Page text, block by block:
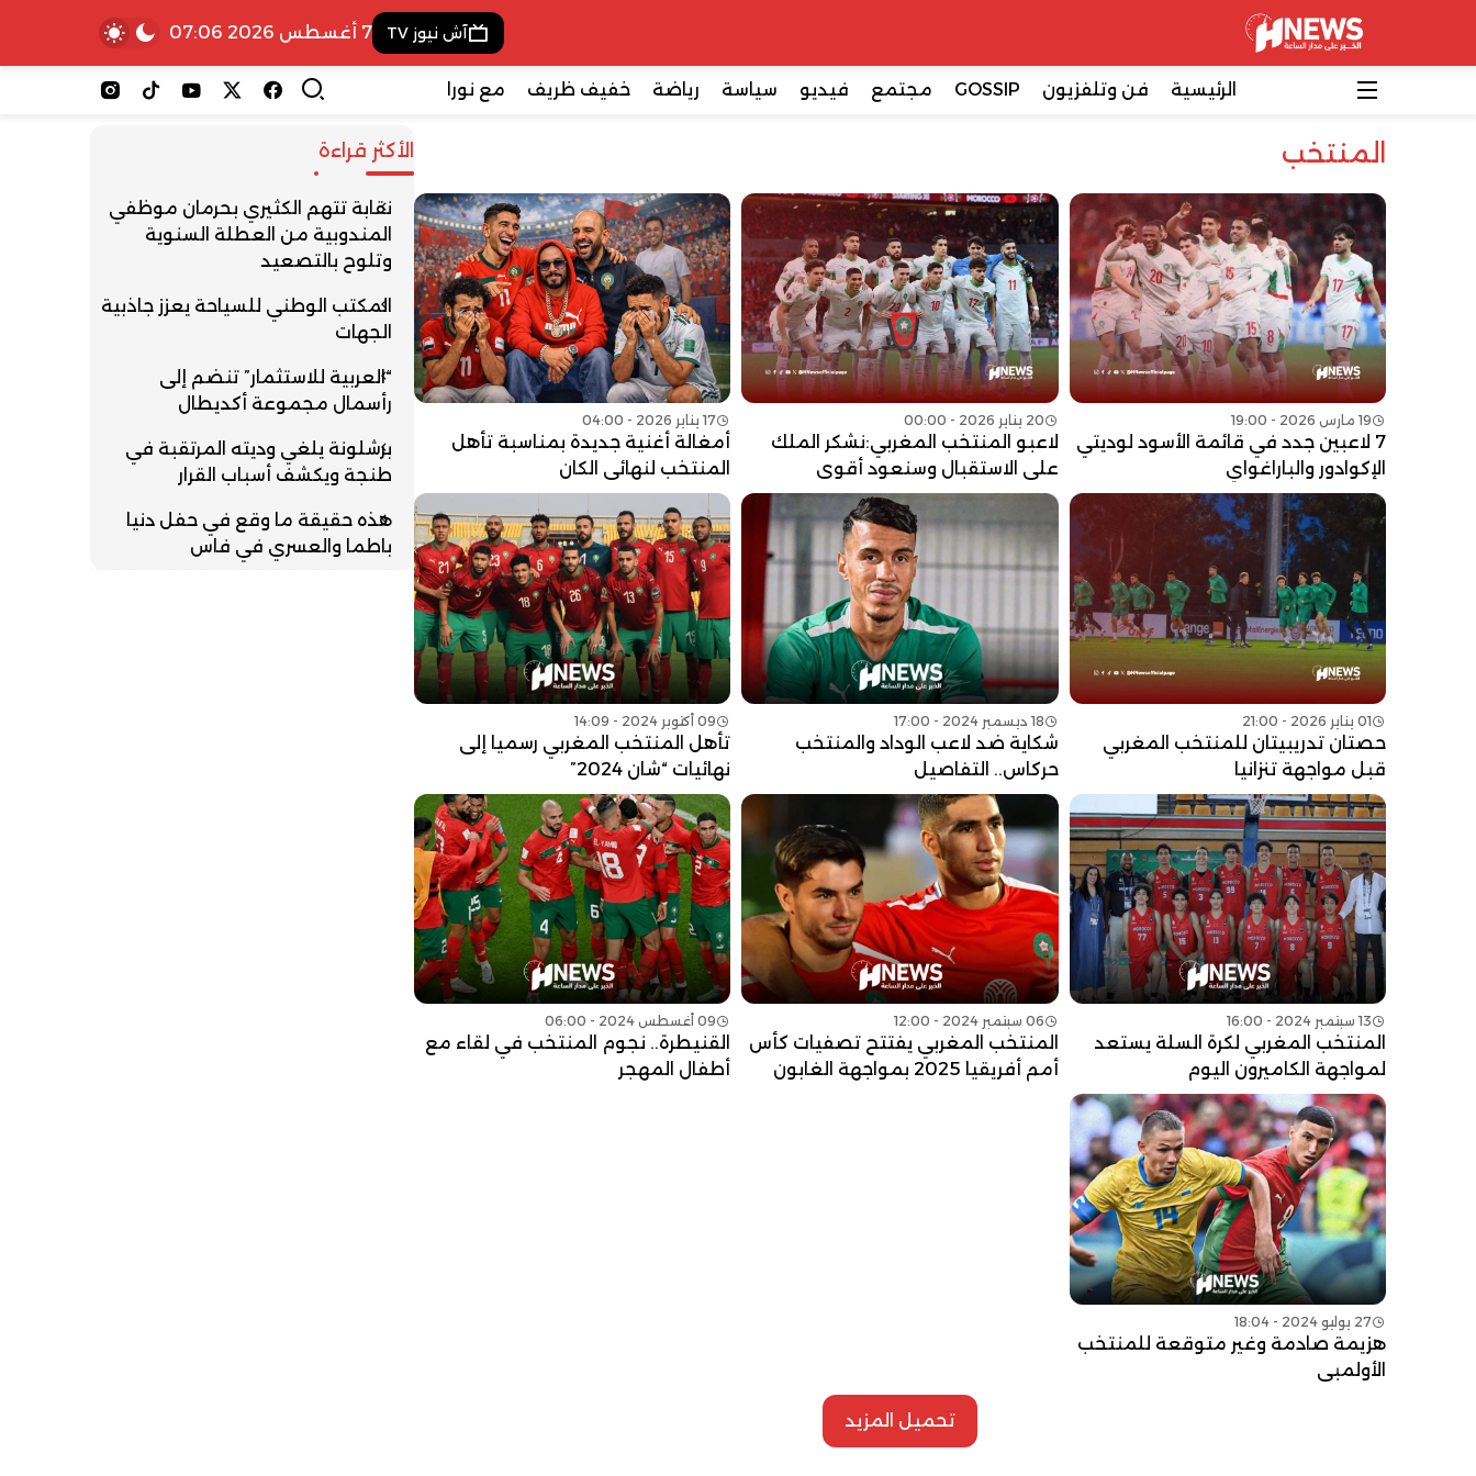
آش نيوز TV 7 أغسطس 2026 07:06
الرئيسية فن وتلفزيون GOSSIP مجتمع فيديو سياسة رياضة خفيف ظريف مع نورا
المنتخب
19 مارس 2026 - 19:00
7 لاعبين جدد في قائمة الأسود لوديتي
الإكوادور والباراغواي
20 يناير 2026 - 00:00
لاعبو المنتخب المغربي:نشكر الملك
على الاستقبال وسنعود أقوى
17 يناير 2026 - 04:00
أمغالة أغنية جديدة بمناسبة تأهل
المنتخب لنهائي الكان
01 يناير 2026 - 21:00
حصتان تدريبيتان للمنتخب المغربي
قبل مواجهة تنزانيا
18 ديسمبر 2024 - 17:00
شكاية ضد لاعب الوداد والمنتخب
حركاس.. التفاصيل
09 أكتوبر 2024 - 14:09
تأهل المنتخب المغربي رسميا إلى
نهائيات “شان 2024”
13 سبتمبر 2024 - 16:00
المنتخب المغربي لكرة السلة يستعد
لمواجهة الكاميرون اليوم
06 سبتمبر 2024 - 12:00
المنتخب المغربي يفتتح تصفيات كأس
أمم أفريقيا 2025 بمواجهة الغابون
09 أغسطس 2024 - 06:00
القنيطرة.. نجوم المنتخب في لقاء مع
أطفال المهجر
27 يوليو 2024 - 18:04
هزيمة صادمة وغير متوقعة للمنتخب
الأولمبي
تحميل المزيد
الأكثر قراءة
نقابة تتهم الكثيري بحرمان موظفي
المندوبية من العطلة السنوية
وتلوح بالتصعيد
المكتب الوطني للسياحة يعزز جاذبية
الجهات
“العربية للاستثمار” تنضم إلى
رأسمال مجموعة أكديطال
برشلونة يلغي وديته المرتقبة في
طنجة ويكشف أسباب القرار
هذه حقيقة ما وقع في حفل دنيا
باطما والعسري في فاس